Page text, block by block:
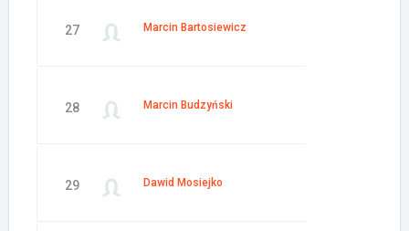
27 Marcin Bartosiewicz
28 Marcin Budzyński
29 Dawid Mosiejko